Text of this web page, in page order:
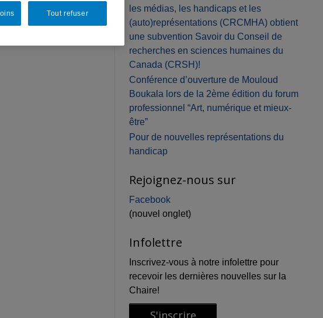
les médias, les handicaps et les
(auto)représentations (CRCMHA) obtient
une subvention Savoir du Conseil de
recherches en sciences humaines du
Canada (CRSH)!
Conférence d’ouverture de Mouloud
Boukala lors de la 2ème édition du forum
professionnel “Art, numérique et mieux-
être”
Pour de nouvelles représentations du
handicap
Rejoignez-nous sur
Facebook
(nouvel onglet)
Infolettre
Inscrivez-vous à notre infolettre pour
recevoir les dernières nouvelles sur la
Chaire!
Tout refuser